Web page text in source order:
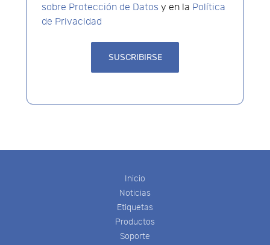
sobre Protección de Datos y en la Política
de Privacidad
Inicio
Noticias
Etiquetas
Productos
Soporte